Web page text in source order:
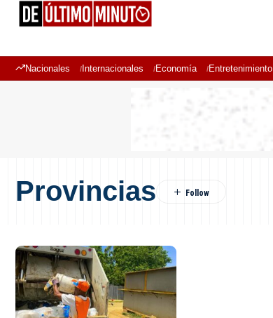
Nacionales Internacionales Economía Entretenimiento
Provincias